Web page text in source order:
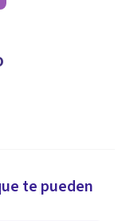
te pueden